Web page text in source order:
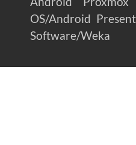
OS/Android
Software/Weka